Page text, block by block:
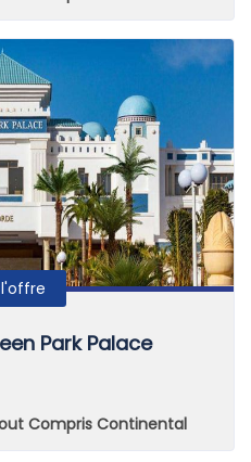
Park Palace
Compris Continental